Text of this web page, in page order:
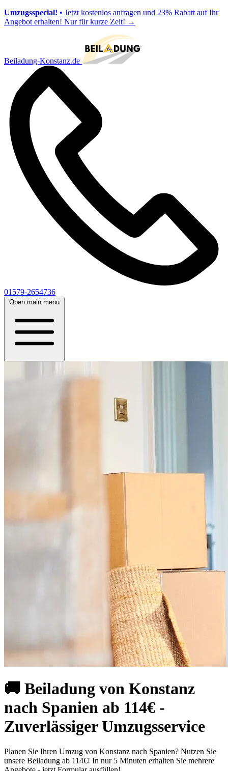
Umzugsspecial! • Jetzt kostenlos anfragen und 23% Rabatt auf Ihr
Angebot erhalten! Nur für kurze Zeit! →
Beiladung-Konstanz.de
01579-2654736
Open main menu
🚚 Beiladung von Konstanz
nach Spanien ab 114€ -
Zuverlässiger Umzugsservice
Planen Sie Ihren Umzug von Konstanz nach Spanien? Nutzen Sie
unsere Beiladung ab 114€! In nur 5 Minuten erhalten Sie mehrere